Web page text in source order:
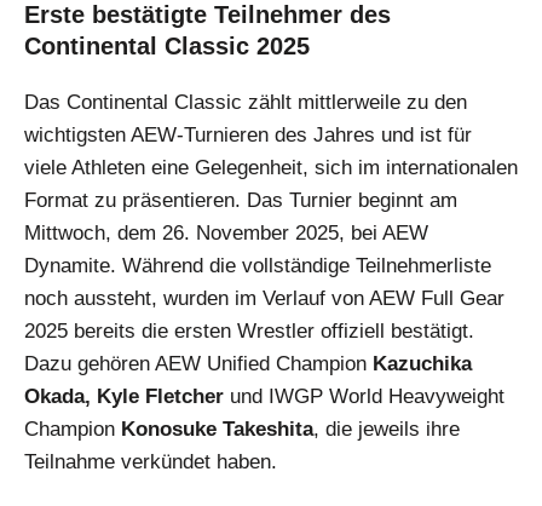
Erste bestätigte Teilnehmer des
Continental Classic 2025
Das Continental Classic zählt mittlerweile zu den
wichtigsten AEW-Turnieren des Jahres und ist für
viele Athleten eine Gelegenheit, sich im internationalen
Format zu präsentieren. Das Turnier beginnt am
Mittwoch, dem 26. November 2025, bei AEW
Dynamite. Während die vollständige Teilnehmerliste
noch aussteht, wurden im Verlauf von AEW Full Gear
2025 bereits die ersten Wrestler offiziell bestätigt.
Dazu gehören AEW Unified Champion Kazuchika
Okada, Kyle Fletcher und IWGP World Heavyweight
Champion Konosuke Takeshita, die jeweils ihre
Teilnahme verkündet haben.